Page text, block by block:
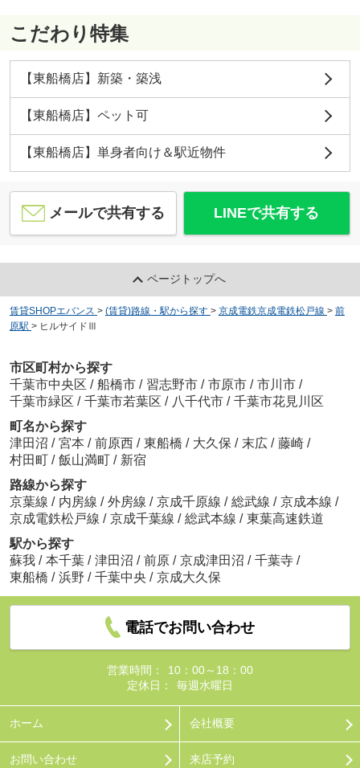
こだわり特集
【東船橋店】新築・築浅
【東船橋店】ペット可
【東船橋店】単身者向け＆駅近物件
メールで共有する LINEで共有する
ページトップへ
賃貸SHOPエバンス > (賃貸)路線・駅から探す > 京成電鉄京成電鉄松戸線 > 前
原駅 > ヒルサイドⅢ
市区町村から探す
千葉市中央区 / 船橋市 / 習志野市 / 市原市 / 市川市 /
千葉市緑区 / 千葉市若葉区 / 八千代市 / 千葉市花見川区
町名から探す
津田沼 / 宮本 / 前原西 / 東船橋 / 大久保 / 末広 / 藤崎 /
村田町 / 飯山満町 / 新宿
路線から探す
京葉線 / 内房線 / 外房線 / 京成千原線 / 総武線 / 京成本線 /
京成電鉄松戸線 / 京成千葉線 / 総武本線 / 東葉高速鉄道
駅から探す
蘇我 / 本千葉 / 津田沼 / 前原 / 京成津田沼 / 千葉寺 /
東船橋 / 浜野 / 千葉中央 / 京成大久保
電話でお問い合わせ
営業時間：
10：00～18：00
定休日：
毎週水曜日
ホーム 会社概要
お問い合わせ 来店予約